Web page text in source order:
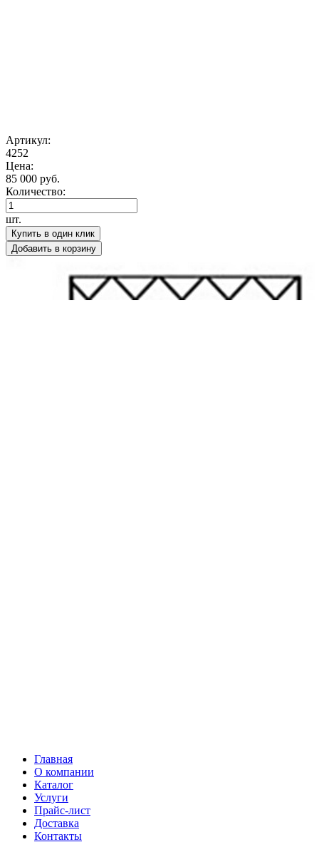
Артикул:
4252
Цена:
85 000 руб.
Количество:
шт.
Купить в один клик
Добавить в корзину
Главная
О компании
Каталог
Услуги
Прайс-лист
Доставка
Контакты